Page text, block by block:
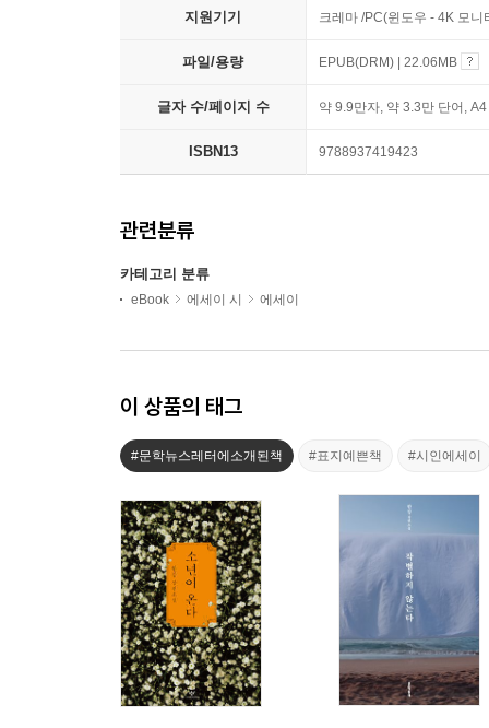
지원기기 크레마 /PC(윈도우 - 4K 모
파일/용량 EPUB(DRM) | 22.06MB
글자 수/페이지 수 약 9.9만자, 약 3.3만 단어,
ISBN13 9788937419423
관련분류
카테고리 분류
eBook 에세이 시 에세이
이 상품의 태그
#문학뉴스레터에소개된책 #표지예쁜책 #시인에세이